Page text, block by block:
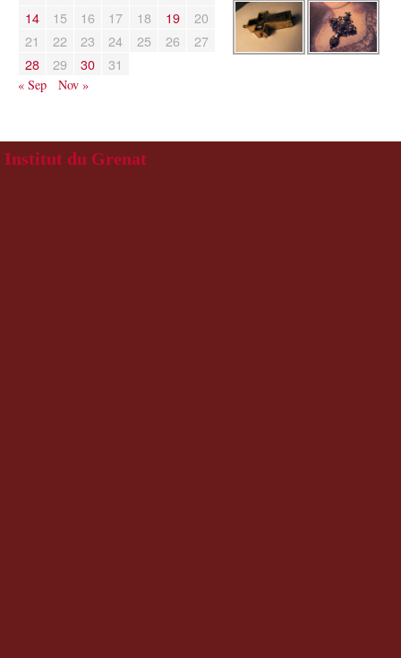
14
15 16 17 18 19
20
21
22 23 24 25 26
27
28
29 30 31
« Sep Nov »
Institut du Grenat